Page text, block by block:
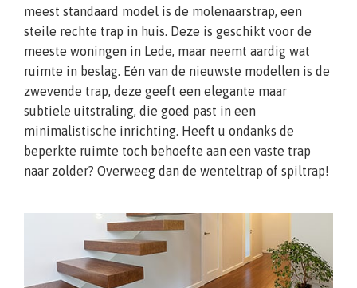
meest standaard model is de molenaarstrap, een
steile rechte trap in huis. Deze is geschikt voor de
meeste woningen in Lede, maar neemt aardig wat
ruimte in beslag. Eén van de nieuwste modellen is de
zwevende trap, deze geeft een elegante maar
subtiele uitstraling, die goed past in een
minimalistische inrichting. Heeft u ondanks de
beperkte ruimte toch behoefte aan een vaste trap
naar zolder? Overweeg dan de wenteltrap of spiltrap!